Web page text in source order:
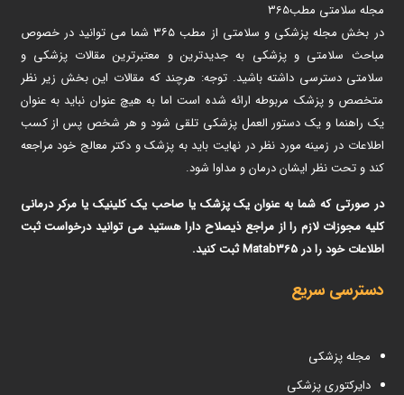
مجله سلامتی مطب365
در بخش مجله پزشکی و سلامتی از مطب ۳۶۵ شما می توانید در خصوص
مباحث سلامتی و پزشکی به جدیدترین و معتبرترین مقالات پزشکی و
سلامتی دسترسی داشته باشید. توجه: هرچند که مقالات این بخش زیر نظر
متخصص و پزشک مربوطه ارائه شده است اما به هیچ عنوان نباید به عنوان
یک راهنما و یک دستور العمل پزشکی تلقی شود و هر شخص پس از کسب
اطلاعات در زمینه مورد نظر در نهایت باید به پزشک و دکتر معالج خود مراجعه
کند و تحت نظر ایشان درمان و مداوا شود.
در صورتی که شما به عنوان یک پزشک یا صاحب یک کلینیک یا مرکر درمانی
کلیه مجوزات لازم را از مراجع ذیصلاح دارا هستید می توانید درخواست ثبت
اطلاعات خود را در Matab365 ثبت کنید.
دسترسی سریع
مجله پزشکی
دایرکتوری پزشکی